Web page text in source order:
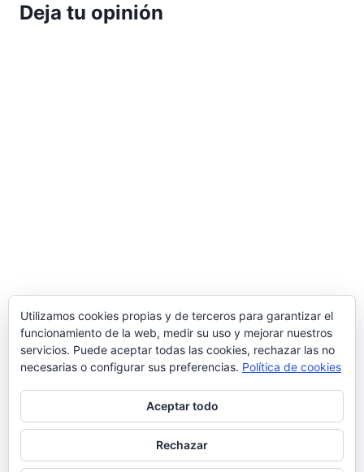
Deja tu opinión
© 2026 Manquepierda - Tema para WordPress
Utilizamos cookies propias y de terceros para garantizar el
funcionamiento de la web, medir su uso y mejorar nuestros
servicios. Puede aceptar todas las cookies, rechazar las no
necesarias o configurar sus preferencias. Política de cookies
Aceptar todo
Rechazar